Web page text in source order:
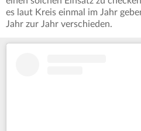
es laut Kreis einmal im Jahr
Jahr zur Jahr verschieden.